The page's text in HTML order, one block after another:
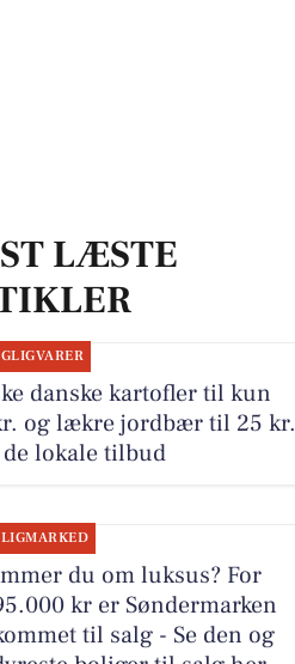
LÆSTE
danske kartofler til kun
og lækre jordbær til 25 kr.
de lokale tilbud
du om luksus? For
kr er Søndermarken
til salg - Se den og